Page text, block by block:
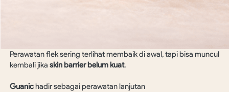
Perawatan flek sering terlihat membaik di awal, tapi bisa muncul
kembali jika skin barrier belum kuat.
Guanic hadir sebagai perawatan lanjutan